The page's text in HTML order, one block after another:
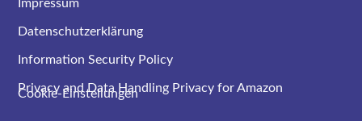
Impressum
Datenschutzerklärung
Information Security Policy
Privacy and Data Handling Privacy for Amazon
Cookie-Einstellungen